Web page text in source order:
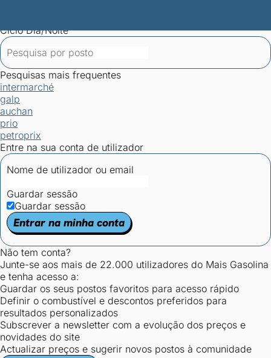
Ciclo Dia/Noite
Pesquisas mais frequentes
intermarché
galp
auchan
prio
petroprix
Entre na sua conta de utilizador
Nome de utilizador ou email
Guardar sessão
Guardar sessão
Entrar na minha conta
Não tem conta?
Junte-se aos mais de 22.000 utilizadores do Mais Gasolina
e tenha acesso a:
Guardar os seus postos favoritos para acesso rápido
Definir o combustível e descontos preferidos para
resultados personalizados
Subscrever a newsletter com a evolução dos preços e
novidades do site
Actualizar preços e sugerir novos postos à comunidade